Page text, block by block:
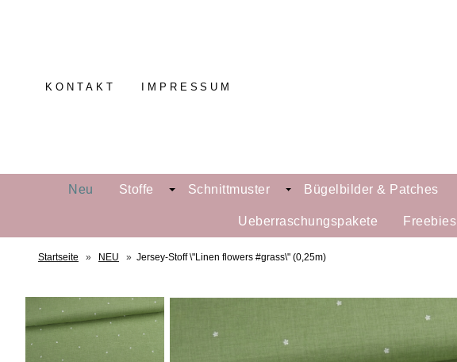
KONTAKT IMPRESSUM
Neu Stoffe Schnittmuster Bügelbilder & Patches
Ueberraschungspakete Freebies
Startseite » NEU » Jersey-Stoff \"Linen flowers #grass\" (0,25m)